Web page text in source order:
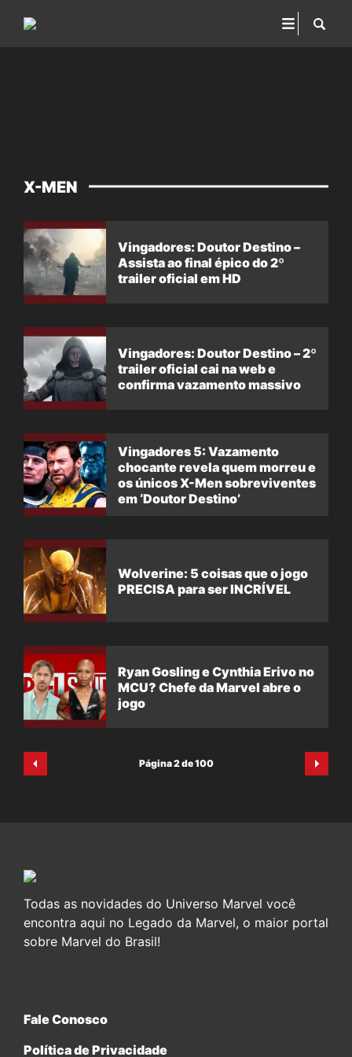
X-MEN
Vingadores: Doutor Destino –
Assista ao final épico do 2º
trailer oficial em HD
Vingadores: Doutor Destino – 2º
trailer oficial cai na web e
confirma vazamento massivo
Vingadores 5: Vazamento
chocante revela quem morreu e
os únicos X-Men sobreviventes
em ‘Doutor Destino’
Wolverine: 5 coisas que o jogo
PRECISA para ser INCRÍVEL
Ryan Gosling e Cynthia Erivo no
MCU? Chefe da Marvel abre o
jogo
Página 2 de 100
Todas as novidades do Universo Marvel você
encontra aqui no Legado da Marvel, o maior portal
sobre Marvel do Brasil!
Fale Conosco
Política de Privacidade